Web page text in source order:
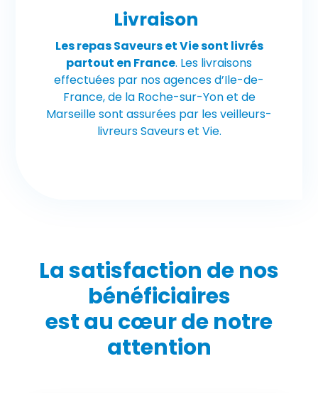
Livraison
Les repas Saveurs et Vie sont livrés
partout en France. Les livraisons
effectuées par nos agences d’Ile-de-
France, de la Roche-sur-Yon et de
Marseille sont assurées par les veilleurs-
livreurs Saveurs et Vie.
La satisfaction de nos
bénéficiaires
est au cœur de notre
attention